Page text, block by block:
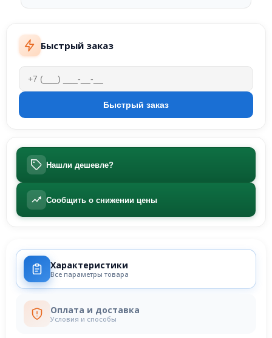
Быстрый заказ
Нашли дешевле?
Сообщить о снижении цены
Характеристики
Все параметры товара
Оплата и доставка
Условия и способы